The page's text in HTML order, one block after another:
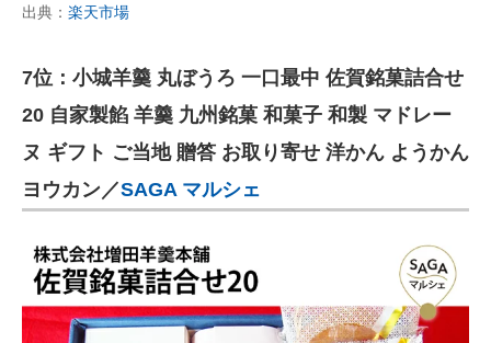
出典： 楽天市場
7位：小城羊羹 丸ぼうろ 一口最中 佐賀銘菓詰合せ
20 自家製餡 羊羹 九州銘菓 和菓子 和製 マドレー
ヌ ギフト ご当地 贈答 お取り寄せ 洋かん ようかん
ヨウカン／SAGA マルシェ